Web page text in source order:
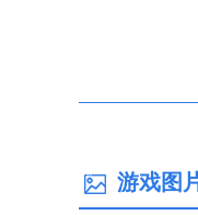
游戏图